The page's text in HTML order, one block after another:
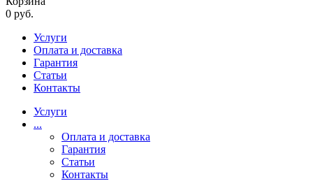
0 руб.
Услуги
Оплата и доставка
Гарантия
Статьи
Контакты
Услуги
...
Оплата и доставка
Гарантия
Статьи
Контакты